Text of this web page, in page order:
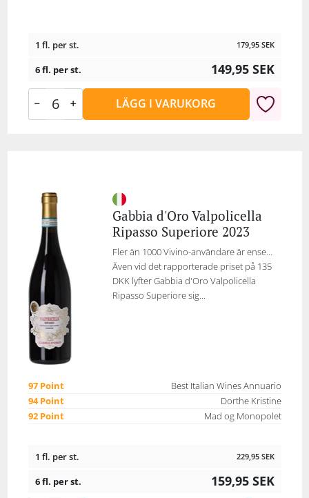
1 fl. per st. 179,95 SEK
6 fl. per st. 149,95 SEK
LÄGG I VARUKORG
Gabbia d'Oro Valpolicella
Ripasso Superiore 2023
Fler än 1000 Vivino-användare är ense…
Även vid det rapporterade priset på 135
DKK lyfter Gabbia d'Oro Valpolicella
Ripasso Superiore sig...
97 Point
Best Italian Wines Annuario
94 Point
Dorthe Kristine
92 Point
Mad og Monopolet
1 fl. per st. 229,95 SEK
6 fl. per st. 159,95 SEK